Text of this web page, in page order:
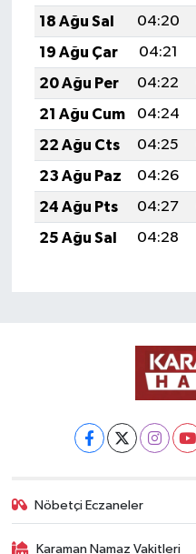
18 Ağu Sal
04:20
19 Ağu Çar
04:21
20 Ağu Per
04:22
21 Ağu Cum
04:24
22 Ağu Cts
04:25
23 Ağu Paz
04:26
24 Ağu Pts
04:27
25 Ağu Sal
04:28
Nöbetçi Eczaneler
Karaman Namaz Vakitleri